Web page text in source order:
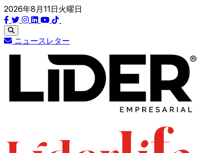
2026年8月11日火曜日
ニュースレター